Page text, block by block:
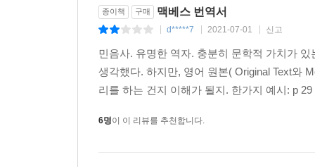
종이책 구매 맥베스 번역서
d*****7 2021-07-01 신고
민음사. 유명한 역자. 충분히 문학적 가치가
생각했다. 하지만, 영어 원본( Original Text와
리를 하는 건지 이해가 될지. 한가지 예시: p
6명이 이 리뷰를 추천합니다.